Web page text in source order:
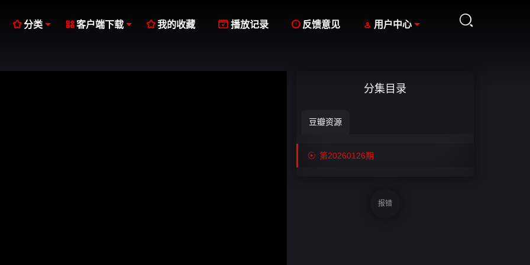

分类 客户端下载 我的收藏  播放记录  反馈意见  用户中心
分集目录
豆瓣资源
 第20260126期
报错